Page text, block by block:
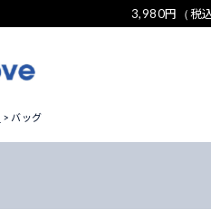
3,980円（税
バッグ